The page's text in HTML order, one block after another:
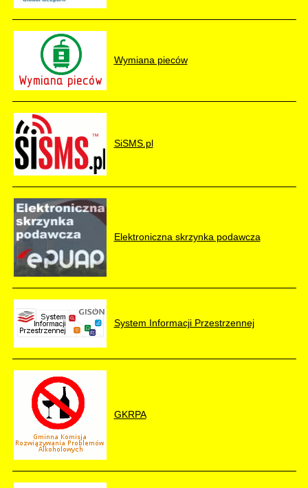
Wymiana pieców
SiSMS.pl
Elektroniczna skrzynka podawcza
System Informacji Przestrzennej
GKRPA